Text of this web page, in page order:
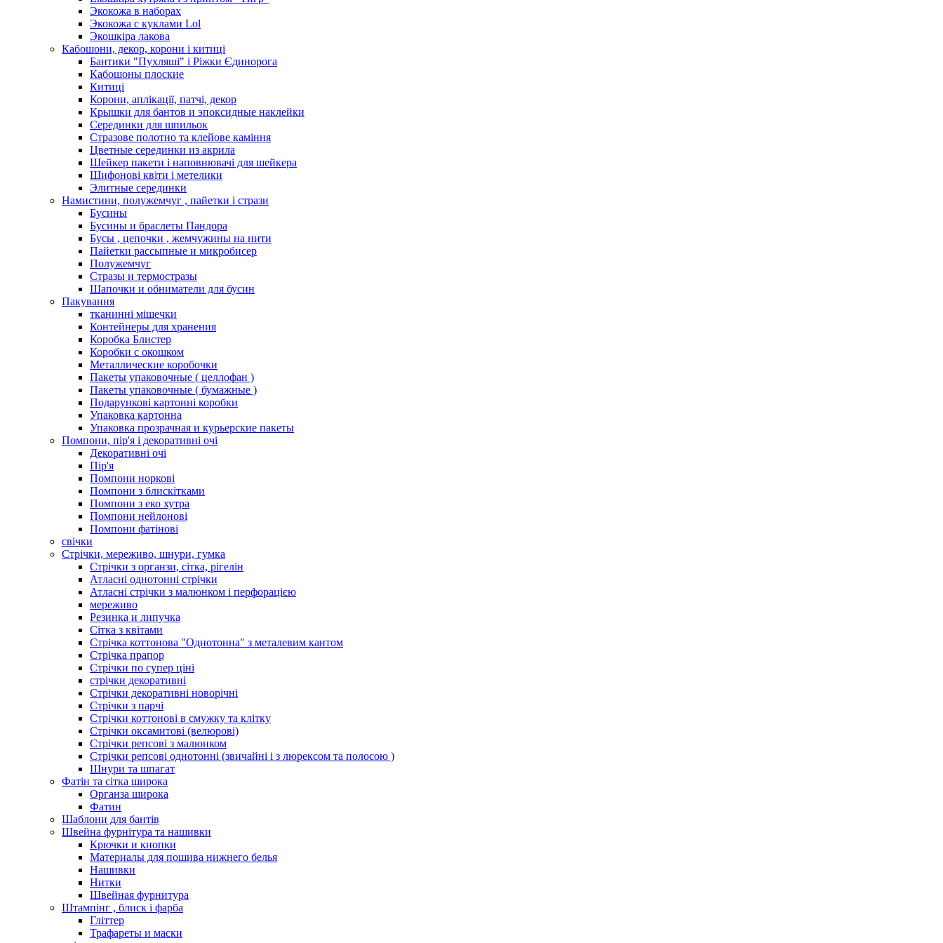
Экокожа в наборах
Экокожа с куклами Lol
Экошкiра лакова
Кабошони, декор, корони і китиці
Бантики "Пухляші" і Ріжки Єдинорога
Кабошоны плоские
Китиці
Корони, аплікації, патчі, декор
Крышки для бантов и эпоксидные наклейки
Серединки для шпильок
Стразове полотно та клейове каміння
Цветные серединки из акрила
Шейкер пакети і наповнювачі для шейкера
Шифонові квіти і метелики
Элитные серединки
Намистини, полужемчуг , пайетки і стрази
Бусины
Бусины и браслеты Пандора
Бусы , цепочки , жемчужины на нити
Пайетки рассыпные и микробисер
Полужемчуг
Стразы и термостразы
Шапочки и обниматели для бусин
Пакування
тканинні мішечки
Контейнеры для хранения
Коробка Блистер
Коробки с окошком
Металлические коробочки
Пакеты упаковочные ( целлофан )
Пакеты упаковочные ( бумажные )
Подарункові картонні коробки
Упаковка картонна
Упаковка прозрачная и курьерские пакеты
Помпони, пір'я і декоративні очі
Декоративні очі
Пір'я
Помпони норкові
Помпони з блискітками
Помпони з еко хутра
Помпони нейлонові
Помпони фатінові
свічки
Стрічки, мереживо, шнури, гумка
Стрічки з органзи, сітка, рігелін
Атласні однотонні стрічки
Атласні стрічки з малюнком і перфорацією
мереживо
Резинка и липучка
Сітка з квітами
Стрічка коттонова "Однотонна" з металевим кантом
Стрічка прапор
Стрічки по супер ціні
стрічки декоративні
Стрічки декоративні новорічні
Стрічки з парчі
Стрічки коттонові в смужку та клітку
Стрічки оксамитові (велюрові)
Стрічки репсові з малюнком
Стрічки репсові однотонні (звичайні і з люрексом та полосою )
Шнури та шпагат
Фатін та сітка широка
Органза широка
Фатин
Шаблони для бантів
Швейна фурнітура та нашивки
Крючки и кнопки
Материалы для пошива нижнего белья
Нашивки
Нитки
Швейная фурнитура
Штампінг , блиск і фарба
Гліттер
Трафареты и маски